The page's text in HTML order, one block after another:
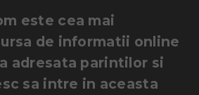
este cea mai
de informatii online
adresata parintilor si
sa intre in aceasta